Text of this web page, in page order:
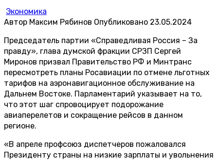
Экономика
Автор Максим Рябинов Опубликовано 23.05.2024
Председатель партии «Справедливая Россия – За
правду», глава думской фракции СРЗП Сергей
Миронов призвал Правительство РФ и Минтранс
пересмотреть планы Росавиации по отмене льготных
тарифов на аэронавигационное обслуживание на
Дальнем Востоке. Парламентарий указывает на то,
что этот шаг спровоцирует подорожание
авиаперелетов и сокращение рейсов в данном
регионе.
«В апреле профсоюз диспетчеров пожаловался
Президенту страны на низкие зарплаты и увольнения